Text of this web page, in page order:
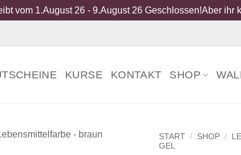
vom 1.August 26 - 9.August 26 Geschlossen!Aber
KURSE KONTAKT SHOP
START / SHOP /
GEL